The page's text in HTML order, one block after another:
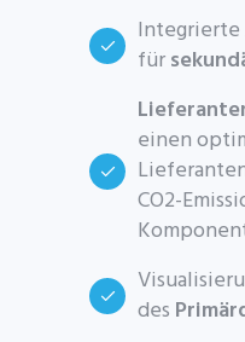
Integrierte
für
einen
CO2-
des